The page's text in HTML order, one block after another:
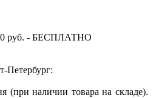
руб. - БЕСПЛАТНО
Петербург:
(при наличии товара на складе).